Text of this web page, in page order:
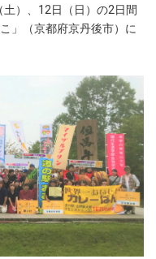
）、12日（日）の2日間
」（京都府京丹後市）に